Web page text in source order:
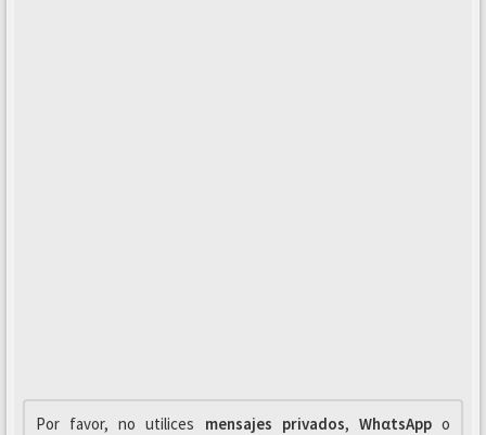
Por favor, no utilices mensajes privados, WhαtsAppo